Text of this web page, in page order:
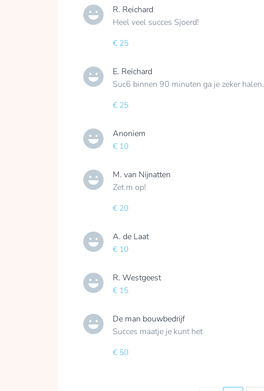
R. Reichard
Heel veel succes Sjoerd!
€ 25
E. Reichard
Suc6 binnen 90 minuten ga je zeker halen.
€ 25
Anoniem
€ 10
M. van Nijnatten
Zet m op!
€ 20
A. de Laat
€ 10
R. Westgeest
€ 15
De man bouwbedrijf
Succes maatje je kunt het
€ 50